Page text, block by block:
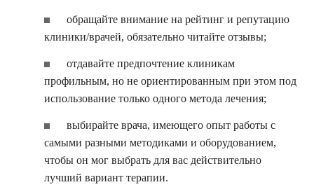
обращайте внимание на рейтинг и репутацию
клиники/врачей, обязательно читайте отзывы;
отдавайте предпочтение клиникам
профильным, но не ориентированным при этом под
использование только одного метода лечения;
выбирайте врача, имеющего опыт работы с
самыми разными методиками и оборудованием,
чтобы он мог выбрать для вас действительно
лучший вариант терапии.